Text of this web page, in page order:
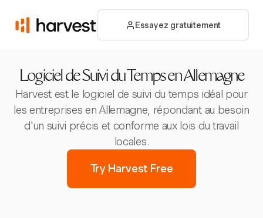
Essayez gratuitement
Logiciel de Suivi du Temps en Allemagne
Harvest est le logiciel de suivi du temps idéal pour
les entreprises en Allemagne, répondant au besoin
d'un suivi précis et conforme aux lois du travail
locales.
Try Harvest Free